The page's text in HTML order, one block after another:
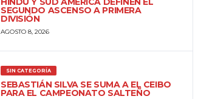
SEGUNDO ASCENSO A PRIMERA
DIVISIÓN
AGOSTO 8, 2026
SIN CATEGORÍA
SEBASTIÁN SILVA SE SUMA A EL CEIBO
PARA EL CAMPEONATO SALTEÑO